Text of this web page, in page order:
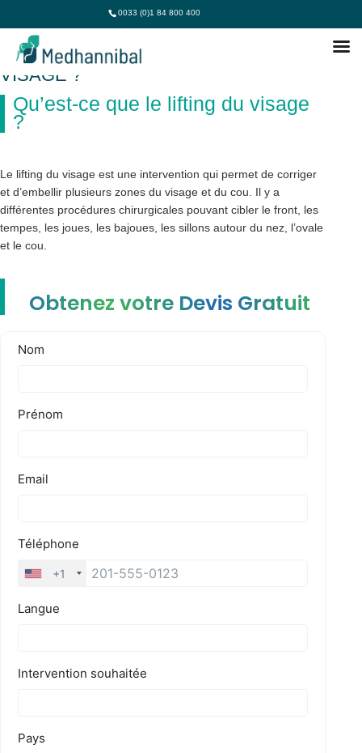
0033 (0)1 84 800 400
VOS QUESTIONS SUR LE LIFTING DU
VISAGE ?
Qu’est-ce que le lifting du visage
?
Le lifting du visage est une intervention qui permet de corriger
et d’embellir plusieurs zones du visage et du cou. Il y a
différentes procédures chirurgicales pouvant cibler le front, les
tempes, les joues, les bajoues, les sillons autour du nez, l’ovale
et le cou.
Obtenez votre Devis Gratuit